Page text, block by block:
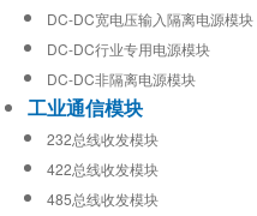
DC-DC宽电压输入隔离电源模块
DC-DC行业专用电源模块
DC-DC非隔离电源模块
工业通信模块
232总线收发模块
422总线收发模块
485总线收发模块